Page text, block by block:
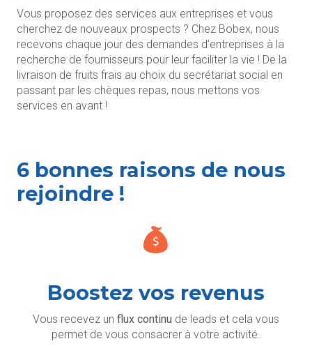
Vous proposez des services aux entreprises et vous
cherchez de nouveaux prospects ? Chez Bobex, nous
recevons chaque jour des demandes d’entreprises à la
recherche de fournisseurs pour leur faciliter la vie ! De la
livraison de fruits frais au choix du secrétariat social en
passant par les chèques repas, nous mettons vos
services en avant !
6 bonnes raisons de nous
rejoindre !
Boostez vos revenus
Vous recevez un flux continu de leads et cela vous
permet de vous consacrer à votre activité.